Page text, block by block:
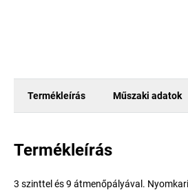
Termékleírás Műszaki adatok
Termékleírás
3 szinttel és 9 átmenőpályával.